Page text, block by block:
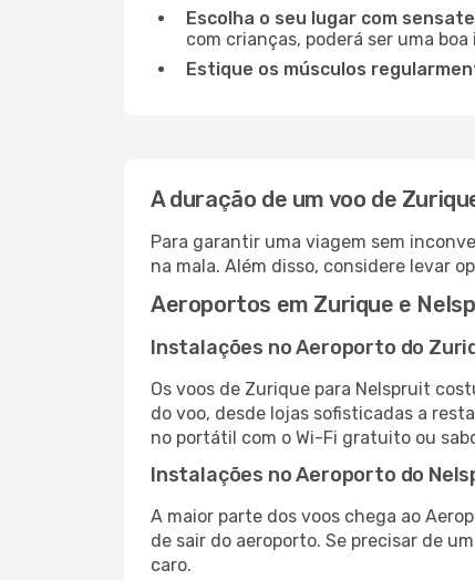
Escolha o seu lugar com
com crianças, poderá ser uma
Estique os músculos
A duração de um voo de
Para garantir uma viagem sem
na mala. Além disso, considere levar
Aeroportos em Zurique e
Instalações no Aeroporto do
Os voos de Zurique para Nelspruit
do voo, desde lojas sofisticadas a
no portátil com o Wi-Fi gratuito ou
Instalações no Aeroporto do
A maior parte dos voos chega ao
de sair do aeroporto. Se precisar de
caro.